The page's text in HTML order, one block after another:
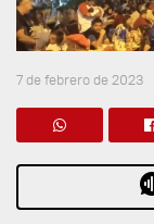
7 de febrero de 2023